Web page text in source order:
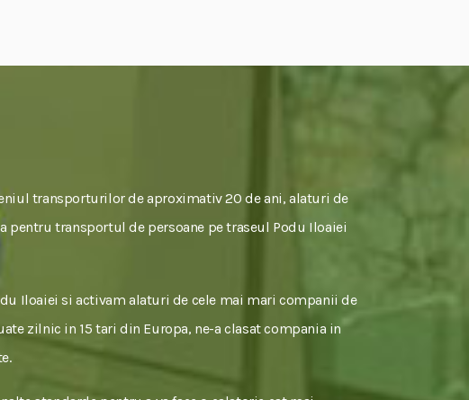
transporturilor de aproximativ 20 de ani, alaturi de
transportul de persoane pe traseul Podu Iloaiei
Iloaiei si activam alaturi de cele mai mari companii de
zilnic in 15 tari din Europa, ne-a clasat compania in